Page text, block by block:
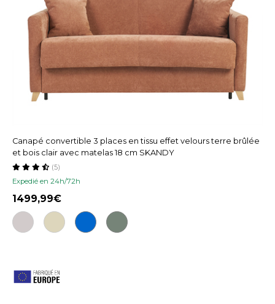
Canapé convertible 3 places en tissu effet velours terre brûlée
et bois clair avec matelas 18 cm SKANDY
Expedié en 24h/72h
(5)
1499,99